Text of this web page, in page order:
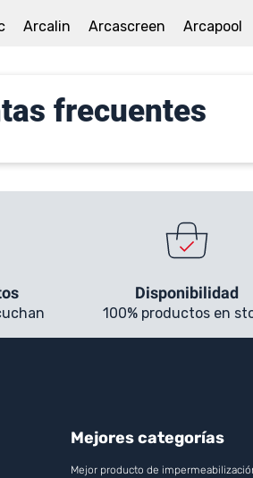
Arcalin Arcascreen Arcapool
frecuentes
Disponibilidad
100% productos en
Mejores categorías
Mejor producto de